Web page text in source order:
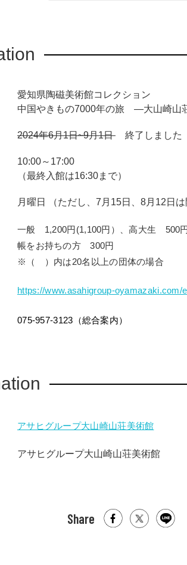
愛知県陶磁美術館コレクション
中国やきもの7000年の旅 ―大山崎山
2024年6月1日~9月1日 終了しました
10:00～17:00
（最終入館は16:30まで）
月曜日 （ただし、7月15日、8月12日
一般 1,200円(1,100円）、高大生 500
帳をお持ちの方 300円
※（ ）内は20名以上の団体の場合
https://www.asahigroup-oyamazaki.com/
075-957-3123（総合案内）
アサヒグループ大山崎山荘美術館
アサヒグループ大山崎山荘美術館
Share